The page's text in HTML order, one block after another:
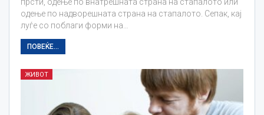
одење по надворешната страна на стапалото. Сепак, кај
луѓе со поблаги форми на…
ПОВЕЌЕ...
ЖИВОТ